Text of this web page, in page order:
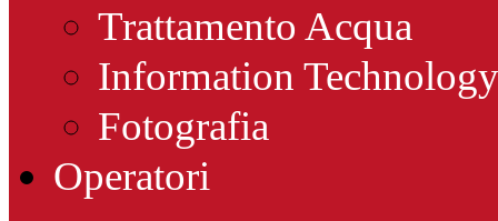
Trattamento Acqua
Information Technology
Fotografia
Operatori